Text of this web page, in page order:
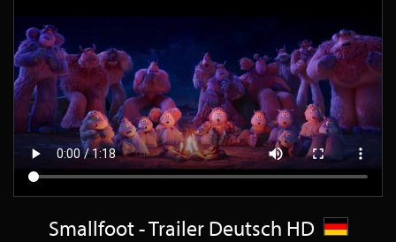
Smallfoot - Trailer Deutsch HD